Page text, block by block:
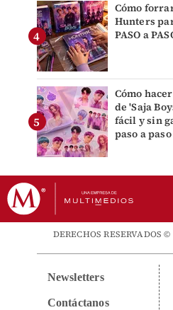
Cómo
Hunters
PASO a
Cómo
de 'Saja
fácil y sin
paso a paso
DERECHOS RESERVADOS
Newsletters
Contáctanos